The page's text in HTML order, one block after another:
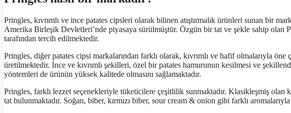
Pringles, kıvrımlı ve ince patates cipsleri olarak bilinen atıştırmalık ürünleri sunan bir
Amerika Birleşik Devletleri’nde piyasaya sürülmüştür. Özgün bir tat ve şekle sahip olan
tarafından tercih edilmektedir.
Pringles, diğer patates cipsi markalarından farklı olarak, kıvrımlı ve hafif olmalarıyla
üretilmektedir. İnce ve kıvrımlı şekilleri, özel bir patates hamurunun kesilmesi ve
yöntemleri de ürünün yüksek kalitede olmasını sağlamaktadır.
Pringles, farklı lezzet seçenekleriyle tüketicilere çeşitlilik sunmaktadır. Klasikleşmiş olan
tat bulunmaktadır. Soğan, biber, kırmızı biber, sour cream & onion gibi farklı